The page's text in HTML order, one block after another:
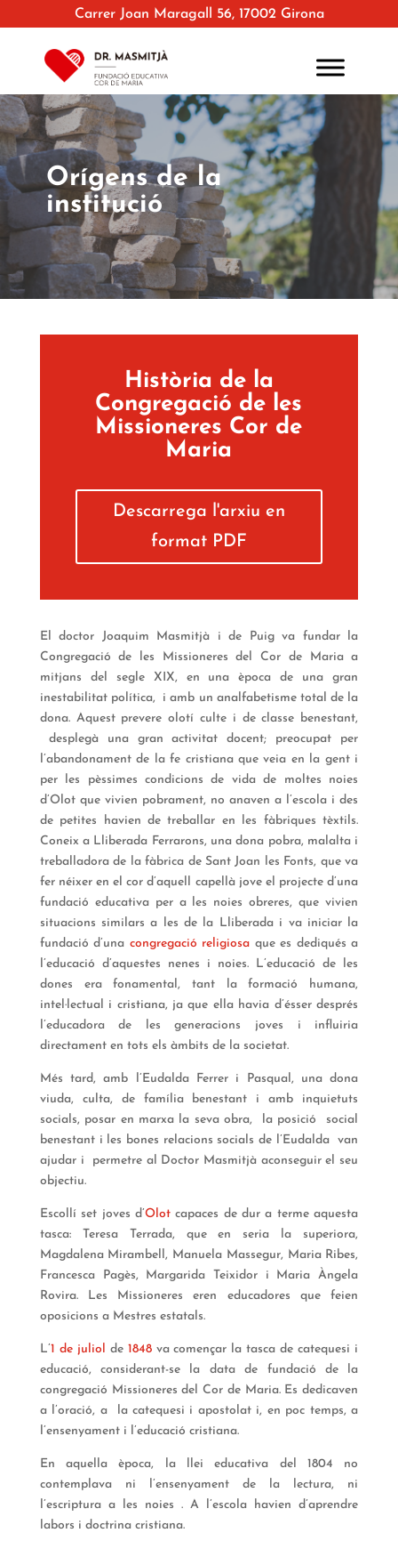
Carrer Joan Maragall 56, 17002 Girona
Orígens de la
institució
Història de la
Congregació de les
Missioneres Cor de
Maria
Descarrega l'arxiu en
format PDF
El doctor Joaquim Masmitjà i de Puig va fundar la
Congregació de les Missioneres del Cor de Maria a
mitjans del segle XIX, en una època de una gran
inestabilitat política, i amb un analfabetisme total de la
dona. Aquest prevere olotí culte i de classe benestant,
desplegà una gran activitat docent; preocupat per
l’abandonament de la fe cristiana que veia en la gent i
per les pèssimes condicions de vida de moltes noies
d’Olot que vivien pobrament, no anaven a l’escola i des
de petites havien de treballar en les fàbriques tèxtils.
Coneix a Lliberada Ferrarons, una dona pobra, malalta i
treballadora de la fàbrica de Sant Joan les Fonts, que va
fer néixer en el cor d’aquell capellà jove el projecte d’una
fundació educativa per a les noies obreres, que vivien
situacions similars a les de la Lliberada i va iniciar la
fundació d’una congregació religiosa que es dediqués a
l’educació d’aquestes nenes i noies. L’educació de les
dones era fonamental, tant la formació humana,
intel·lectual i cristiana, ja que ella havia d’ésser després
l’educadora de les generacions joves i influiria
directament en tots els àmbits de la societat.
Més tard, amb l’Eudalda Ferrer i Pasqual, una dona
viuda, culta, de família benestant i amb inquietuts
socials, posar en marxa la seva obra, la posició social
benestant i les bones relacions socials de l’Eudalda van
ajudar i permetre al Doctor Masmitjà aconseguir el seu
objectiu.
Escollí set joves d’Olotcapaces de dur a terme aquesta
tasca: Teresa Terrada, que en seria la superiora,
Magdalena Mirambell, Manuela Massegur, Maria Ribes,
Francesca Pagès, Margarida Teixidor i Maria Àngela
Rovira. Les Missioneres eren educadores que feien
oposicions a Mestres estatals.
L’1 de juliol de 1848va començar la tasca de catequesi i
educació, considerant-se la data de fundació de la
congregació Missioneres del Cor de Maria. Es dedicaven
a l’oració, a la catequesi i apostolat i, en poc temps, a
l’ensenyament i l’educació cristiana.
En aquella època, la llei educativa del 1804 no
contemplava ni l’ensenyament de la lectura, ni
l’escriptura a les noies . A l’escola havien d’aprendre
labors i doctrina cristiana.